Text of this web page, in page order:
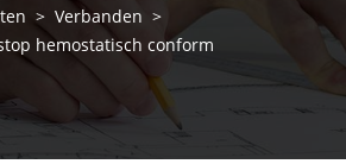
> Verbanden >
hemostatisch conform